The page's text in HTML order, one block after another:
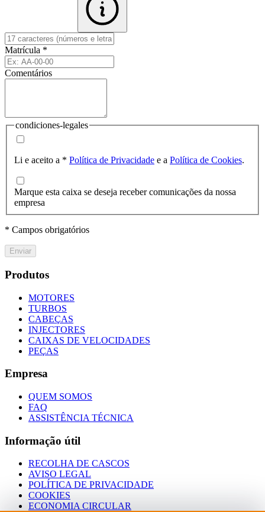
Matrícula *
Comentários
condiciones-legales
Li e aceito a * Política de Privacidade e a Política de Cookies.
Marque esta caixa se deseja receber comunicações da nossa
empresa
* Campos obrigatórios
Enviar
Produtos
MOTORES
TURBOS
CABEÇAS
INJECTORES
CAIXAS DE VELOCIDADES
PEÇAS
Empresa
QUEM SOMOS
FAQ
ASSISTÊNCIA TÉCNICA
Informação útil
RECOLHA DE CASCOS
AVISO LEGAL
POLÍTICA DE PRIVACIDADE
COOKIES
ECONOMIA CIRCULAR